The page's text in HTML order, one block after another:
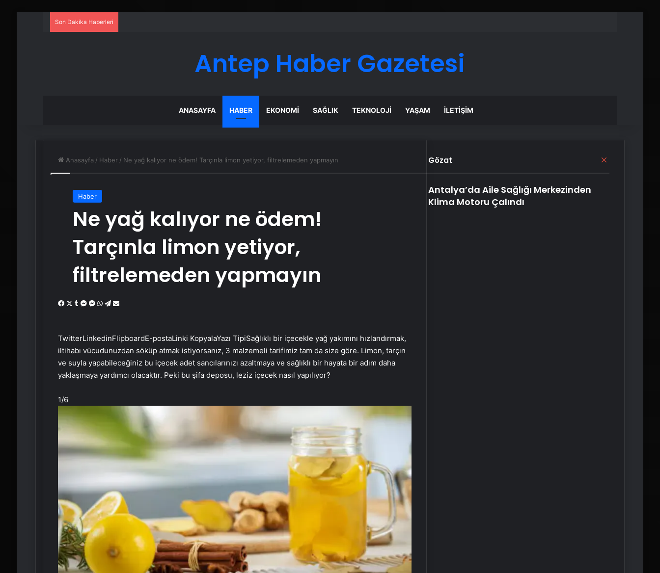
Son Dakika Haberleri
Antep Haber Gazetesi
ANASAYFA HABER EKONOMI SAĞLIK TEKNOLOJI YAŞAM İLETIŞIM
Anasayfa / Haber / Ne yağ kalıyor ne ödem! Tarçınla limon yetiyor, filtrelemeden yapmayın
Haber
Ne yağ kalıyor ne ödem!
Tarçınla limon yetiyor,
filtrelemeden yapmayın
Facebook
X Tumblr
Messenger
Messenger
WhatsApp
Telegram
Email'den
TwitterLinkedinFlipboardE-postaLinki KopyalaYazı TipiSağlıklı bir içecekle yağ yakımını hızlandırmak,
iltihabı vücudunuzdan söküp atmak istiyorsanız, 3 malzemeli tarifimiz tam da size göre. Limon, tarçın
ve suyla yapabileceğiniz bu içecek adet sancılarınızı azaltmaya ve sağlıklı bir hayata bir adım daha
yaklaşmaya yardımcı olacaktır. Peki bu şifa deposu, leziz içecek nasıl yapılıyor?
1/6
Gözat
Antalya’da Aile Sağlığı Merkezinden
Klima Motoru Çalındı